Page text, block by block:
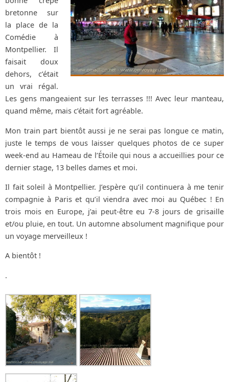
bretonne sur
la place de la
Comédie à
Montpellier. Il
faisait doux
dehors, c’était
un vrai régal.
Les gens mangeaient sur les terrasses !!! Avec leur manteau,
quand même, mais c’était fort agréable.
Mon train part bientôt aussi je ne serai pas longue ce matin,
juste le temps de vous laisser quelques photos de ce super
week-end au Hameau de l’Étoile qui nous a accueillies pour ce
dernier stage, 13 belles dames et moi.
Il fait soleil à Montpellier. J’espère qu’il continuera à me tenir
compagnie à Paris et qu’il viendra avec moi au Québec ! En
trois mois en Europe, j’ai peut-être eu 7-8 jours de grisaille
et/ou pluie, en tout. Un automne absolument magnifique pour
un voyage merveilleux !
A bientôt !
.